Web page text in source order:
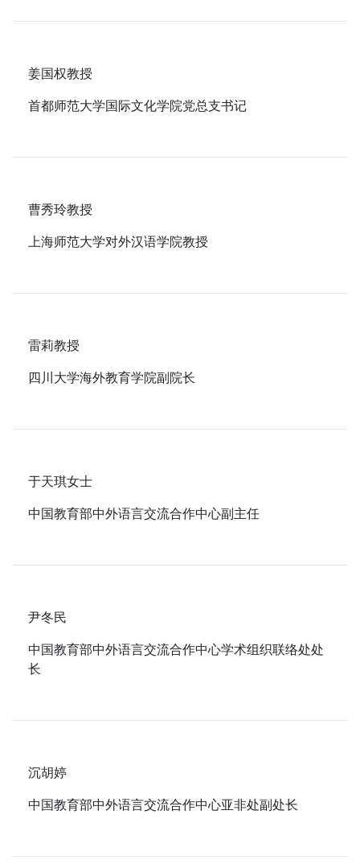
姜国权教授
首都师范大学国际文化学院党总支书记
曹秀玲教授
上海师范大学对外汉语学院教授
雷莉教授
四川大学海外教育学院副院长
于天琪女士
中国教育部中外语言交流合作中心副主任
尹冬民
中国教育部中外语言交流合作中心学术组织联络处处
长
沉胡婷
中国教育部中外语言交流合作中心亚非处副处长